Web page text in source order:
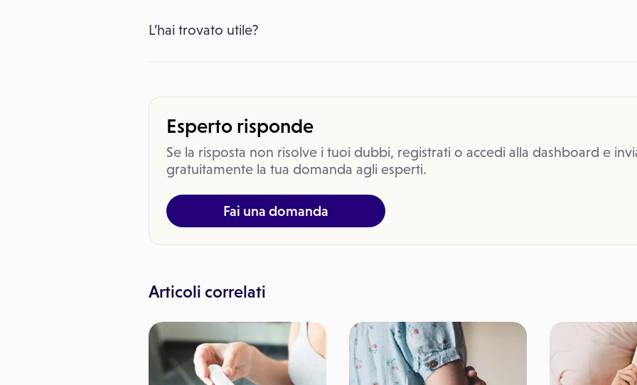
L’hai trovato utile?
Esperto risponde
Se la risposta non risolve i tuoi dubbi, registrati o accedi alla dashboard e
gratuitamente la tua domanda agli esperti.
Fai una domanda
Articoli correlati